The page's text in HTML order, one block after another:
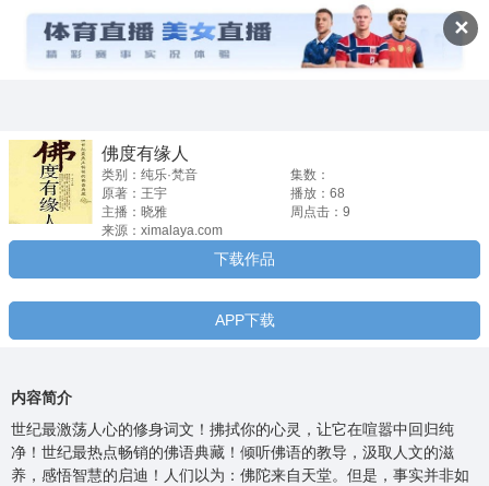
✕
佛度有缘人 
佛度有缘人
类别：纯乐·梵音
集数：
原著：王宇
播放：68
主播：晓雅
周点击：9
来源：ximalaya.com
下载作品
APP下载
内容简介
世纪最激荡人心的修身词文！拂拭你的心灵，让它在喧嚣中回归纯
净！世纪最热点畅销的佛语典藏！倾听佛语的教导，汲取人文的滋
养，感悟智慧的启迪！人们以为：佛陀来自天堂。但是，事实并非如